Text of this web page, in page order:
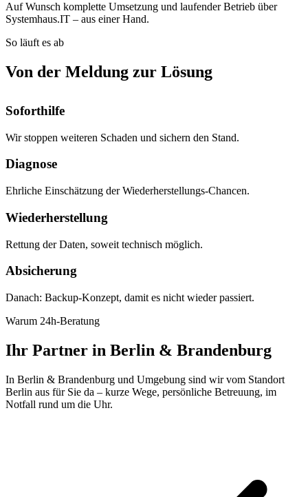
Auf Wunsch komplette Umsetzung und laufender Betrieb über
Systemhaus.IT – aus einer Hand.
So läuft es ab
Von der Meldung zur Lösung
Soforthilfe
Wir stoppen weiteren Schaden und sichern den Stand.
Diagnose
Ehrliche Einschätzung der Wiederherstellungs-Chancen.
Wiederherstellung
Rettung der Daten, soweit technisch möglich.
Absicherung
Danach: Backup-Konzept, damit es nicht wieder passiert.
Warum 24h-Beratung
Ihr Partner in Berlin & Brandenburg
In Berlin & Brandenburg und Umgebung sind wir vom Standort
Berlin aus für Sie da – kurze Wege, persönliche Betreuung, im
Notfall rund um die Uhr.